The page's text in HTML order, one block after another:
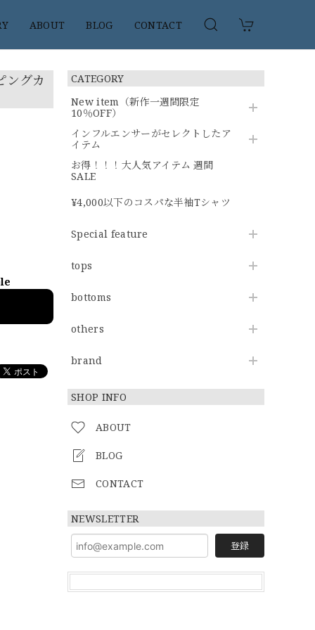
ABOUT BLOG CONTACT
CATEGORY
New item（新作一週間限定
10％OFF）
インフルエンサーがセレクトしたア
イテム
お得！！！大人気アイテム 週間
SALE
¥4,000以下のコスパな半袖Tシャツ
Special feature
tops
bottoms
others
brand
SHOP INFO
ABOUT
BLOG
CONTACT
NEWSLETTER
登録
ングカ